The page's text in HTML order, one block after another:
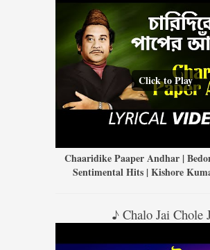
Click to Play
Chaaridike Paaper Andhar |
Sentimental Hits | Kishore
♪ Chalo Jai Chole